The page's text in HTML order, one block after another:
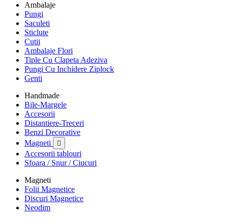
Ambalaje
Pungi
Saculeti
Sticlute
Cutii
Ambalaje Flori
Tiple Cu Clapeta Adeziva
Pungi Cu Inchidere Ziplock
Genti
Handmade
Bile-Margele
Accesorii
Distantiere-Treceri
Benzi Decorative
Magneti

Accesorii tablouri
Sfoara / Snur / Ciucuri
Magneti
Folii Magnetice
Discuri Magnetice
Neodim